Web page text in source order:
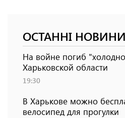
ОСТАННІ НОВИНИ
На войне погиб
Харьковской области
19:30
В Харькове можно
велосипед для прогулки